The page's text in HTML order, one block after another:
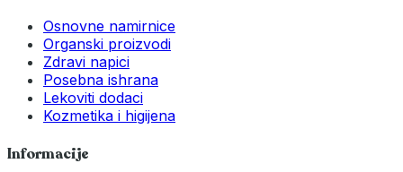
Osnovne namirnice
Organski proizvodi
Zdravi napici
Posebna ishrana
Lekoviti dodaci
Kozmetika i higijena
Informacije